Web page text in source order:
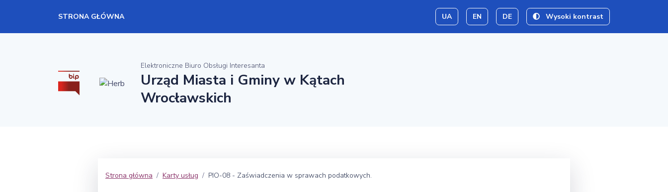
STRONA GŁÓWNA UA EN DE Wysoki kontrast
Elektroniczne Biuro Obsługi Interesanta
Urząd Miasta i Gminy w Kątach
Wrocławskich
Strona główna Karty usług PIO-08 - Zaświadczenia w sprawach podatkowych.